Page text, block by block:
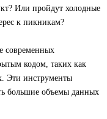
Или пройдут холодные
к пикникам?
современных
кодом, таких как
Эти инструменты
большие объемы данных